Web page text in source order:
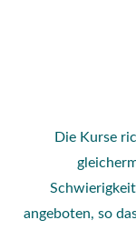
Die Kurse
angeboten, so